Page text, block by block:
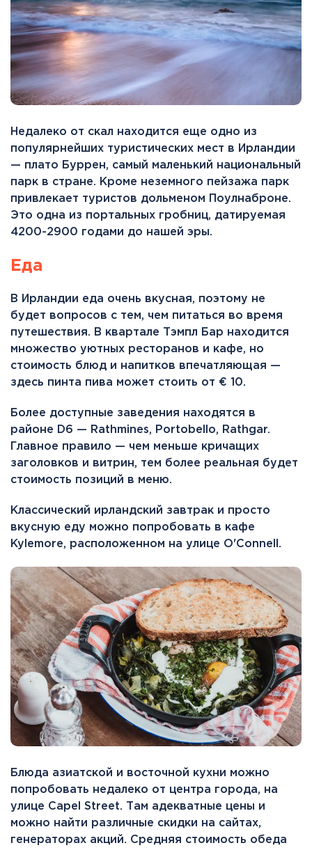
Недалеко от скал находится еще одно из
популярнейших туристических мест в Ирландии
— плато Буррен, самый маленький национальный
парк в стране. Кроме неземного пейзажа парк
привлекает туристов дольменом Поулнаброне.
Это одна из портальных гробниц, датируемая
4200-2900 годами до нашей эры.
Еда
В Ирландии еда очень вкусная, поэтому не
будет вопросов с тем, чем питаться во время
путешествия. В квартале Тэмпл Бар находится
множество уютных ресторанов и кафе, но
стоимость блюд и напитков впечатляющая —
здесь пинта пива может стоить от € 10.
Более доступные заведения находятся в
районе D6 — Rathmines, Portobello, Rathgar.
Главное правило — чем меньше кричащих
заголовков и витрин, тем более реальная будет
стоимость позиций в меню.
Классический ирландский завтрак и просто
вкусную еду можно попробовать в кафе
Kylemore, расположенном на улице O'Connell.
Блюда азиатской и восточной кухни можно
попробовать недалеко от центра города, на
улице Capel Street. Там адекватные цены и
можно найти различные скидки на сайтах,
генераторах акций. Средняя стоимость обеда